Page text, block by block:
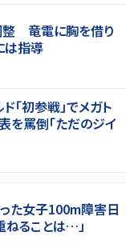
竜電に胸を借り
は指導
「初参戦」でメガト
罵倒「ただのジイ
った女子100m障害日
ねることは…」